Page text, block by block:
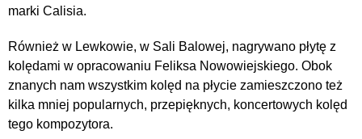
marki Calisia.
Również w Lewkowie, w Sali Balowej, nagrywano płytę z
kolędami w opracowaniu Feliksa Nowowiejskiego. Obok
znanych nam wszystkim kolęd na płycie zamieszczono też
kilka mniej popularnych, przepięknych, koncertowych kolęd
tego kompozytora.